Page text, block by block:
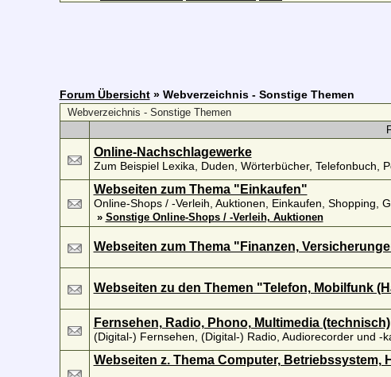
Forum Übersicht » Webverzeichnis - Sonstige Themen
Webverzeichnis - Sonstige Themen
Online-Nachschlagewerke
Zum Beispiel Lexika, Duden, Wörterbücher, Telefonbuch,
Webseiten zum Thema "Einkaufen"
Online-Shops / -Verleih, Auktionen, Einkaufen, Shopping,
» Sonstige Online-Shops / -Verleih, Auktionen
Webseiten zum Thema "Finanzen,
Webseiten zu den Themen "Telefon, Mobilfunk
Fernsehen, Radio, Phono, Multimedia (technisch)
(Digital-) Fernsehen, (Digital-) Radio, Audiorecorder und -
Webseiten z. Thema Computer, Betriebssystem,